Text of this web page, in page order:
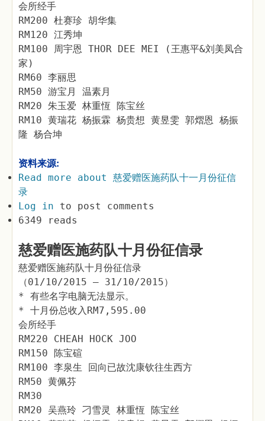
会所经手
RM200 杜赛珍 胡华集
RM120 江秀坤
RM100 周宇恩 THOR DEE MEI (王惠平&刘美凤合
家)
RM60 李丽思
RM50 游宝月 温素月
RM20 朱玉爱 林重恆 陈宝丝
RM10 黄瑞花 杨振霖 杨贵想 黄昱雯 郭熠恩 杨振
隆 杨合坤
资料来源:
Read more about 慈爱赠医施药队十一月份征信
录
Log in to post comments
6349 reads
慈爱赠医施药队十月份征信录
慈爱赠医施药队十月份征信录
（01/10/2015 – 31/10/2015）
* 有些名字电脑无法显示。
* 十月份总收入RM7,595.00
会所经手
RM220 CHEAH HOCK JOO
RM150 陈宝碹
RM100 李泉生 回向已故沈康钦往生西方
RM50 黄佩芬
RM30
RM20 吴燕玲 刁雪灵 林重恆 陈宝丝